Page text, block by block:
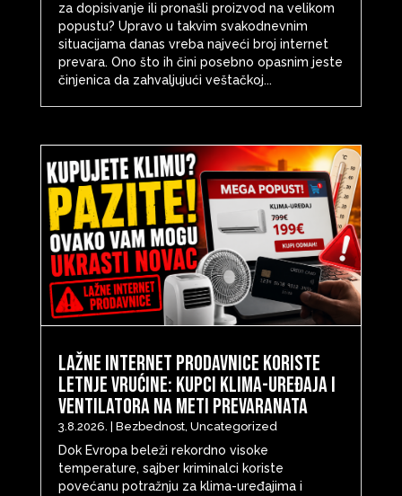
za dopisivanje ili pronašli proizvod na velikom
popustu? Upravo u takvim svakodnevnim
situacijama danas vreba najveći broj internet
prevara. Ono što ih čini posebno opasnim jeste
činjenica da zahvaljujući veštačkoj...
Lažne internet prodavnice koriste
letnje vrućine: Kupci klima-uređaja i
ventilatora na meti prevaranata
3.8.2026. Bezbednost, Uncategorized
Dok Evropa beleži rekordno visoke
temperature, sajber kriminalci koriste
povećanu potražnju za klima-uređajima i